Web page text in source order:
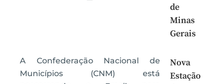
A Confederação Nacional de
Municípios (CNM) está
de
Minas
Gerais
Nova
Estação